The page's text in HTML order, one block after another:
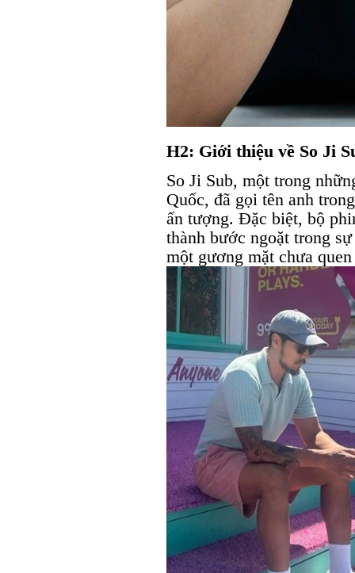
H2: Giới thiệu về So Ji
So Ji Sub, một trong
Quốc, đã gọi tên anh
ấn tượng. Đặc biệt, bộ
thành bước ngoặt trong
một gương mặt chưa